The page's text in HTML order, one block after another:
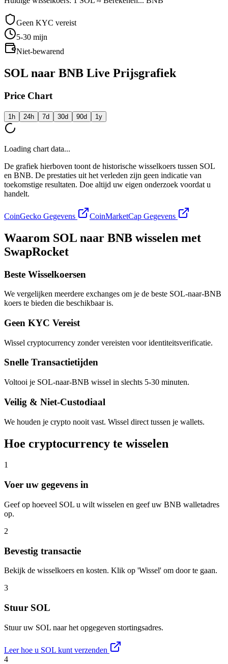
Geen KYC vereist
5-30 mijn
Niet-bewarend
SOL naar BNB Live Prijsgrafiek
Price Chart
1h 24h 7d 30d 90d 1y
Loading chart data...
De grafiek hierboven toont de historische wisselkoers tussen SOL
en BNB. De prestaties uit het verleden zijn geen indicatie van
toekomstige resultaten. Doe altijd uw eigen onderzoek voordat u
handelt.
CoinGecko Gegevens CoinMarketCap Gegevens
Waarom SOL naar BNB wisselen met
SwapRocket
Beste Wisselkoersen
We vergelijken meerdere exchanges om je de beste SOL-naar-BNB
koers te bieden die beschikbaar is.
Geen KYC Vereist
Wissel cryptocurrency zonder vereisten voor identiteitsverificatie.
Snelle Transactietijden
Voltooi je SOL-naar-BNB wissel in slechts 5-30 minuten.
Veilig & Niet-Custodiaal
We houden je crypto nooit vast. Wissel direct tussen je wallets.
Hoe cryptocurrency te wisselen
1
Voer uw gegevens in
Geef op hoeveel SOL u wilt wisselen en geef uw BNB walletadres
op.
2
Bevestig transactie
Bekijk de wisselkoers en kosten. Klik op 'Wissel' om door te gaan.
3
Stuur SOL
Stuur uw SOL naar het opgegeven stortingsadres.
Leer hoe u SOL kunt verzenden
4